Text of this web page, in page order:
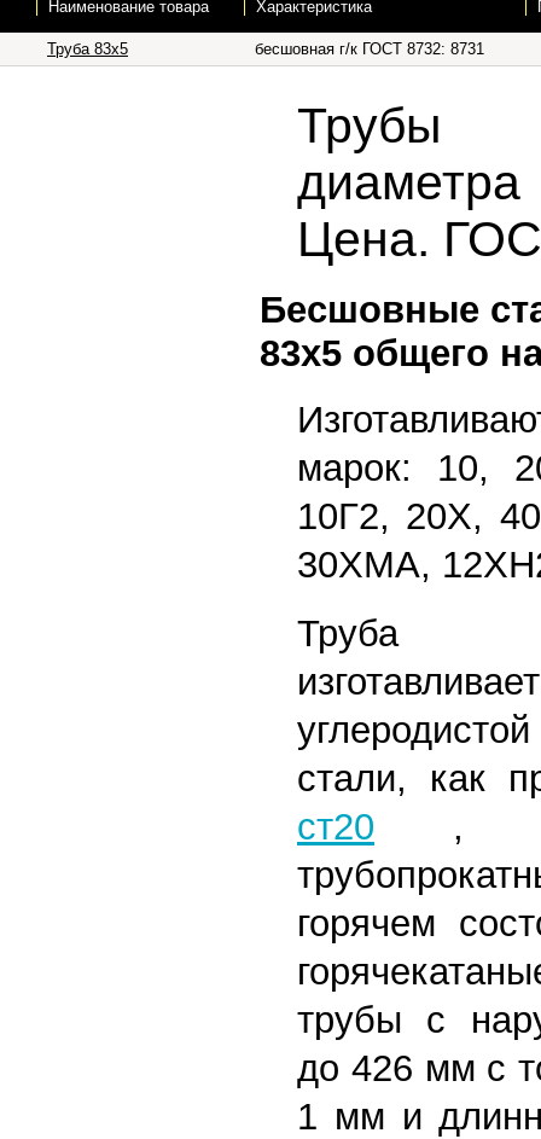
Наименование товара Характеристика
Труба 83х5 бесшовная г/к ГОСТ 8732: 8731
Трубы
Цена.
Бесшовные
83х5 общего
марок: 10,
10Г2, 20Х,
30ХМА,
Труба
стали, как
ст20 ,
горячем
трубы с
до 426 мм с
1 мм и